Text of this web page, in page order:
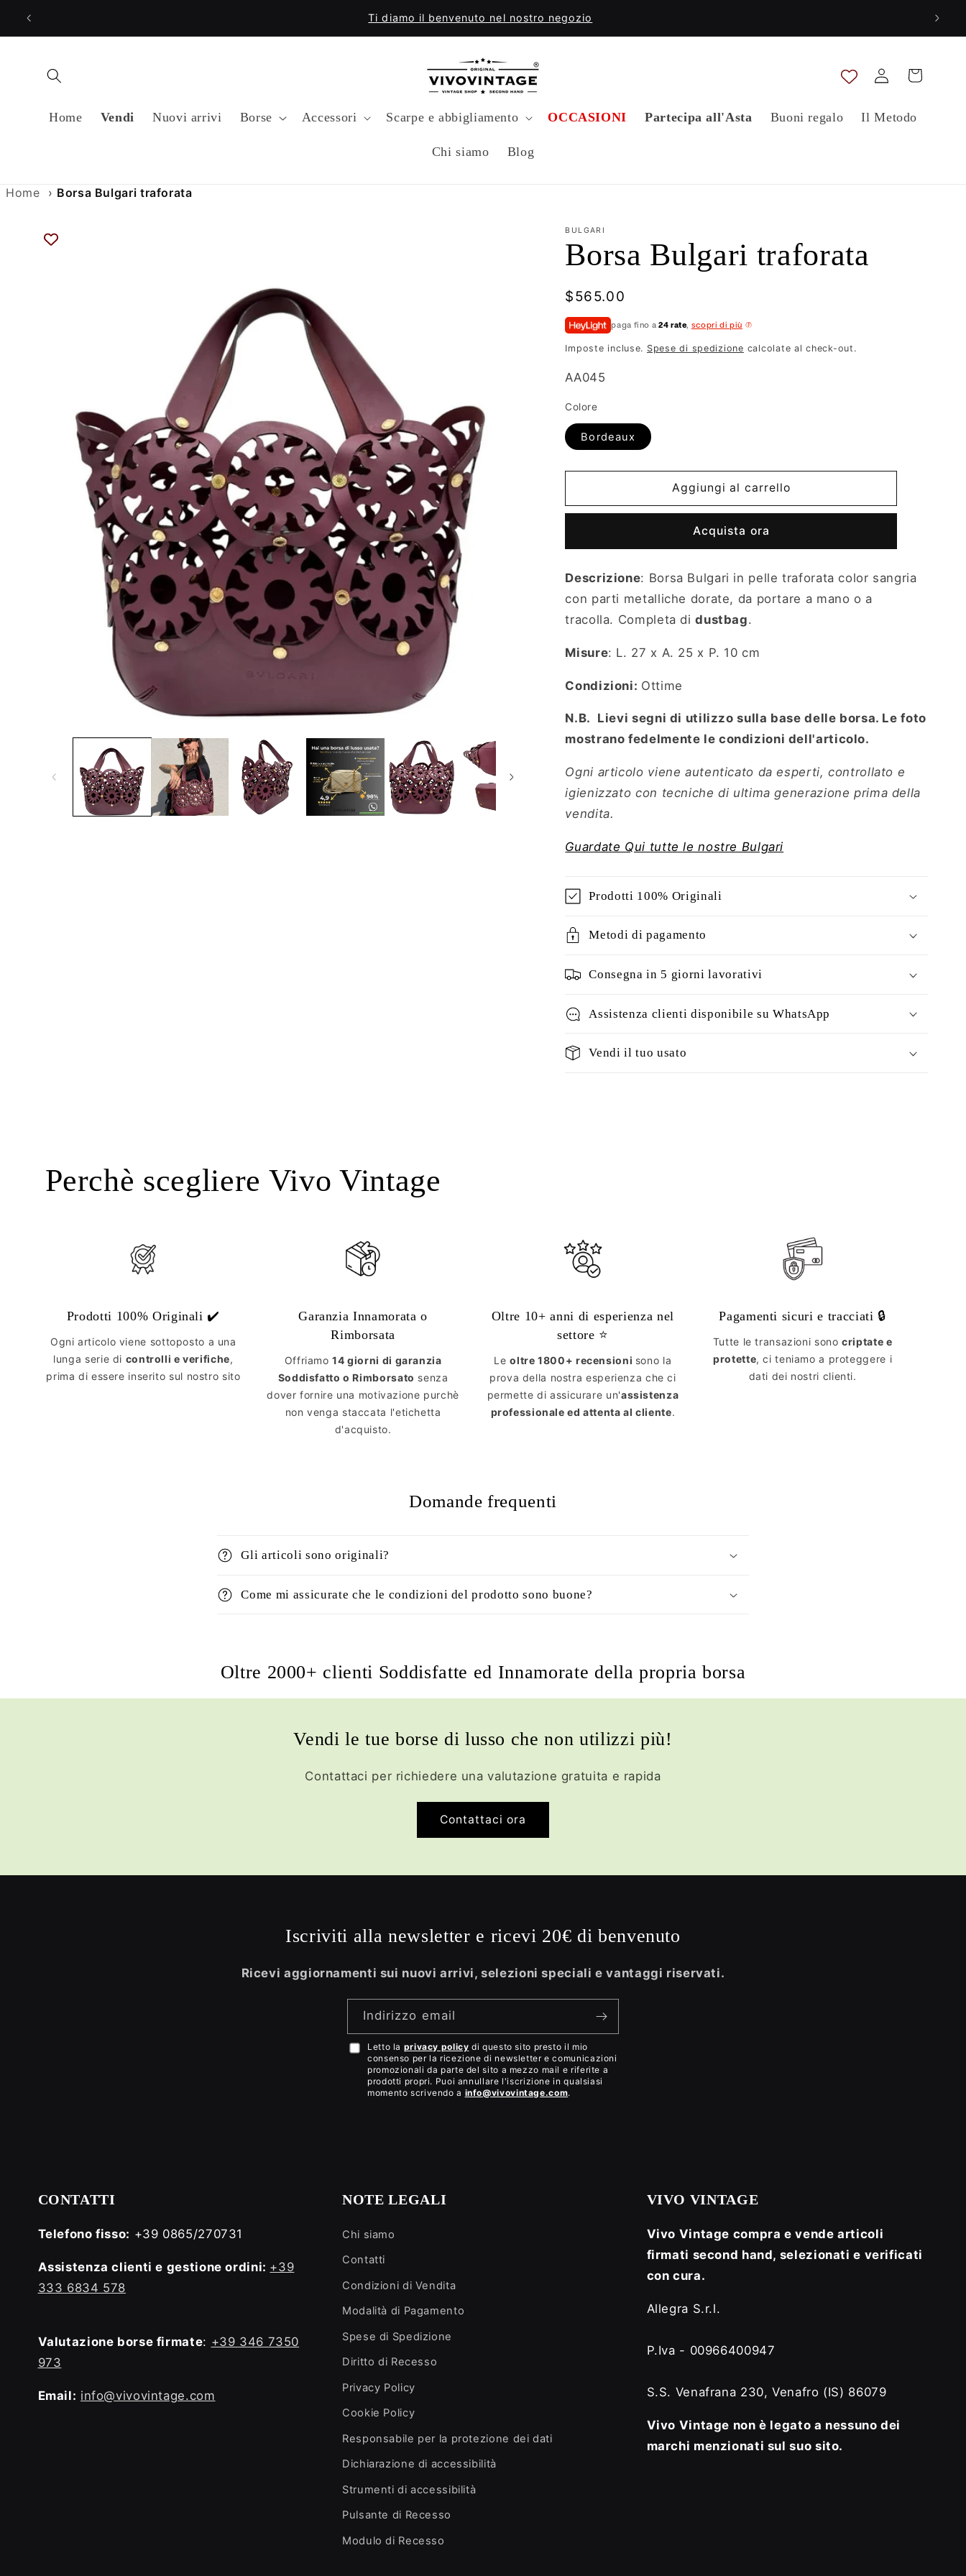
direttamente
Ti diamo il benvenuto nel nostro negozio
Home Vendi Nuovi arrivi Borse Accessori Scarpe e abbigliamento OCCASIONI Partecipa all'Asta Buoni regalo Il Metodo
Chi siamo Blog
Accedi Carrello
Home › Borsa Bulgari traforata
Passa alle
informazioni
BULGARI
Borsa Bulgari traforata
Prezzo
di
listino
$565.00
paga fino a 24 rate, scopri di più
Imposte incluse. Spese di spedizione calcolate al check-out.
SKU:
AA045
Colore
Bordeaux
Aggiungi al carrello
Acquista ora
Descrizione: Borsa Bulgari in pelle traforata color sangria
con parti metalliche dorate, da portare a mano o a
tracolla. Completa di dustbag.
Misure: L. 27 x A. 25 x P. 10 cm
Condizioni: Ottime
N.B. Lievi segni di utilizzo sulla base delle borsa. Le foto
mostrano fedelmente le condizioni dell'articolo.
Ogni articolo viene autenticato da esperti, controllato e
igienizzato con tecniche di ultima generazione prima della
vendita.
Guardate Qui tutte le nostre Bulgari
Prodotti 100% Originali
Metodi di pagamento
Consegna in 5 giorni lavorativi
Assistenza clienti disponibile su WhatsApp
Vendi il tuo usato
Perchè scegliere Vivo Vintage
Prodotti 100% Originali ✔️
Ogni articolo viene sottoposto a una
lunga serie di controlli e verifiche,
prima di essere inserito sul nostro sito
Garanzia Innamorata o
Rimborsata
Offriamo14 giorni di garanzia
Soddisfatto o Rimborsato senza
dover fornire una motivazione purchè
non venga staccata l'etichetta
d'acquisto.
Oltre 10+ anni di esperienza nel
settore ⭐️
Leoltre 1800+ recensioni sono la
prova della nostra esperienza che ci
permette di assicurare un'assistenza
professionale ed attenta al cliente.
Pagamenti sicuri e tracciati 🔒
Tutte le transazioni sonocriptate e
protette, ci teniamo a proteggere i
dati dei nostri clienti.
Domande frequenti
Gli articoli sono originali?
Come mi assicurate che le condizioni del prodotto sono buone?
Oltre 2000+ clienti Soddisfatte ed Innamorate della propria borsa
Vendi le tue borse di lusso che non utilizzi più!
Contattaci per richiedere una valutazione gratuita e rapida
Contattaci ora
Iscriviti alla newsletter e ricevi 20€ di benvenuto
Ricevi aggiornamenti sui nuovi arrivi, selezioni speciali e vantaggi riservati.
Indirizzo email
Accetto
privacy
Letto la privacy policy di questo sito presto il mio
consenso per la ricezione di newsletter e comunicazioni
promozionali da parte del sito a mezzo mail e riferite a
prodotti propri. Puoi annullare l'iscrizione in qualsiasi
momento scrivendo a info@vivovintage.com.
CONTATTI
Telefono fisso: +39 0865/270731
Assistenza clienti e gestione ordini: +39
333 6834 578
Valutazione borse firmate: +39 346 7350
973
Email: info@vivovintage.com
NOTE LEGALI
Chi siamo
Contatti
Condizioni di Vendita
Modalità di Pagamento
Spese di Spedizione
Diritto di Recesso
Privacy Policy
Cookie Policy
Responsabile per la protezione dei dati
Dichiarazione di accessibilità
Strumenti di accessibilità
Pulsante di Recesso
Modulo di Recesso
VIVO VINTAGE
Vivo Vintage compra e vende articoli
firmati second hand, selezionati e verificati
con cura.
Allegra S.r.l.
P.Iva - 00966400947
S.S. Venafrana 230, Venafro (IS) 86079
Vivo Vintage non è legato a nessuno dei
marchi menzionati sul suo sito.